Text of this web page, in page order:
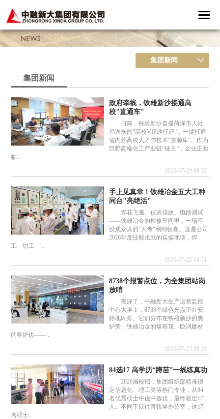
集团新闻
集团新闻
政府牵线，铁雄新沙接通高
校"直通车"
日前，铁雄新沙喜提菏泽市人社
局送来的“高校VIP通行证”，一键打通
省内外高校人才与技术“资源库”。作为
巨野高端化工产业链“链主”，企业正面
临...
2026-07-29 08:50
手上见真章！铁雄冶金五大工种
同台"亮绝活"
焊花飞溅、仪表排故、电路调试
——铁雄冶金的检修车间里，一场不
设观众席的"大考"刚刚收卷。这是公司
2026年度技能比武的实操现场，焊
工、钳工、...
2026-07-22 14:31
8738个报警点位，为全集团站岗
放哨
夜深了，中融新大生产运营监控
中心大屏上，8738个绿色光点正在安
静地闪烁。它们分布在铁雄新沙的焦
炉旁、铁雄冶金的煤塔顶、巨润建材
的窑炉边——...
2026-07-15 08:30
84选17 高学历“蹲苗”一线练真功
2026届校招，集团组织部精准锁
定信息化、理工类等热门专业，从84
名优秀硕士中优中选优，最终敲定17
人。不同于以往直接坐办公室，这17
名硕士...